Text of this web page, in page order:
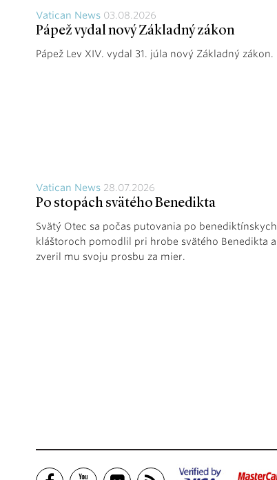
Vatican News 03.08.2026
Pápež vydal nový Základný zákon
Pápež Lev XIV. vydal 31. júla nový Základný zákon.
Vatican News 28.07.2026
Po stopách svätého Benedikta
Svätý Otec sa počas putovania po benediktínskych
kláštoroch pomodlil pri hrobe svätého Benedikta a
zveril mu svoju prosbu za mier.